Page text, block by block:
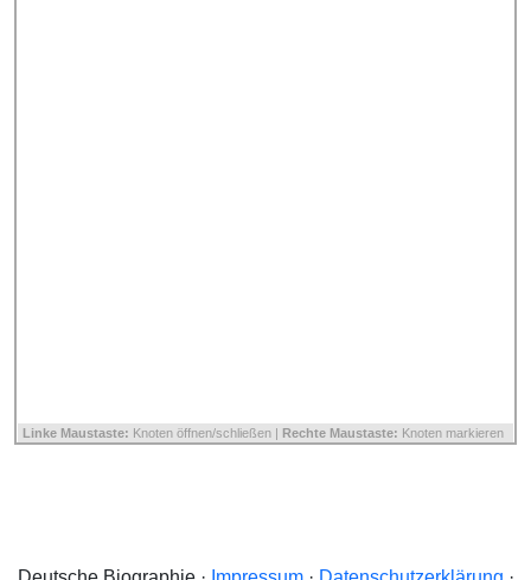
Linke Maustaste: Knoten öffnen/schließen | Rechte Maustaste: Knoten markieren